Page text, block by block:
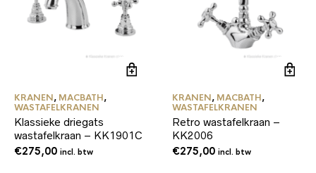
KRANEN, MACBATH,
WASTAFELKRANEN
Klassieke driegats
wastafelkraan – KK1901C
€275,00 incl. btw
KRANEN, MACBATH,
WASTAFELKRANEN
Retro wastafelkraan –
KK2006
€275,00 incl. btw